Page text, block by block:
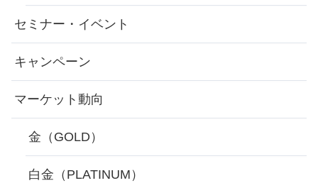
セミナー・イベント
キャンペーン
マーケット動向
金（GOLD）
白金（PLATINUM）